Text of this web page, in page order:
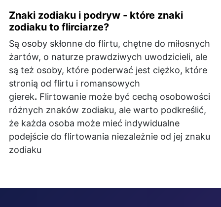
Znaki zodiaku i podryw - które znaki
zodiaku to flirciarze?
Są osoby skłonne do flirtu, chętne do miłosnych
żartów, o naturze prawdziwych uwodzicieli, ale
są też osoby, które poderwać jest ciężko, które
stronią od flirtu i romansowych
gierek. Flirtowanie może być cechą osobowości
różnych znaków zodiaku, ale warto podkreślić,
że każda osoba może mieć indywidualne
podejście do flirtowania niezależnie od jej znaku
zodiaku